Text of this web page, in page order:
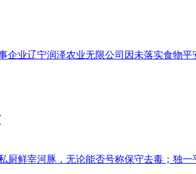
业辽宁润泽农业无限公司因未落实食物
鲜宰河豚，无论能否号称保守去毒；独